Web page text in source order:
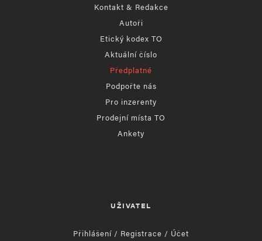
Kontakt & Redakce
Autoři
Etický kodex TO
Aktuální číslo
Předplatné
Podpořte nás
Pro inzerenty
Prodejní místa TO
Ankety
UŽIVATEL
Přihlášení / Registrace / Účet